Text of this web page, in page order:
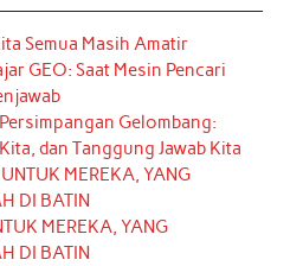
Semua Masih Amatir
GEO: Saat Mesin Pencari
Gelombang:
dan Tanggung Jawab Kita
UNTUK MEREKA, YANG
DI BATIN
MEREKA, YANG
DI BATIN